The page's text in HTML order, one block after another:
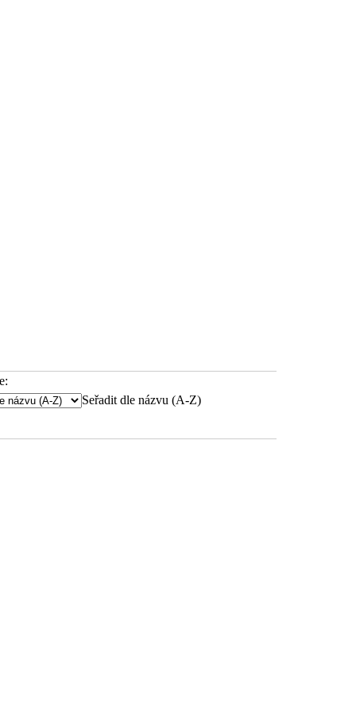
Seřadit dle názvu (A-Z)